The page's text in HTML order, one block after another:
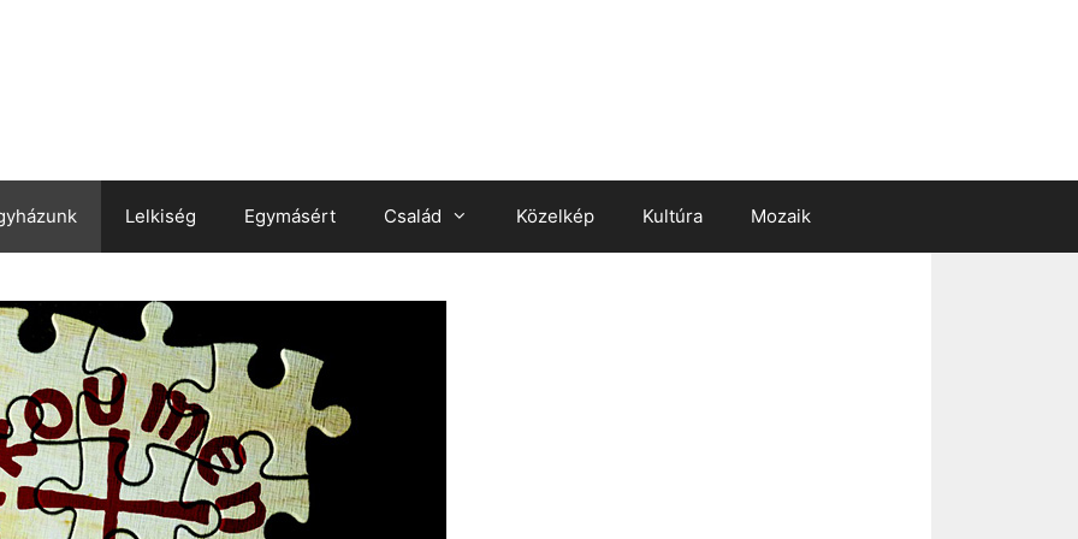
Lelkiség Egymásért Család Közelkép Kultúra Mozaik